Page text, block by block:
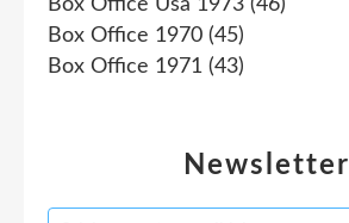
Newsletter
Box Office Usa 1973 (46)
Box Office 1970 (45)
Box Office 1971 (43)